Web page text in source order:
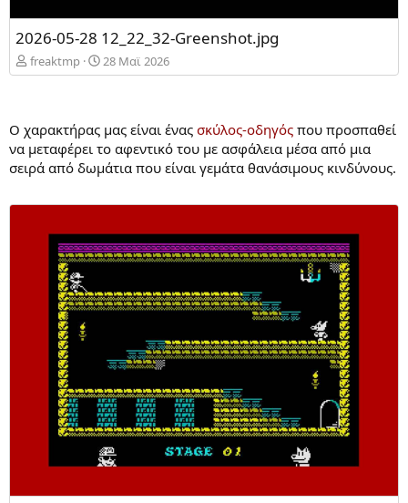
2026-05-28 12_22_32-Greenshot.jpg
freaktmp 28 Mαϊ 2026
Ο χαρακτήρας μας είναι ένας σκύλος-οδηγός που προσπαθεί
να μεταφέρει το αφεντικό του με ασφάλεια μέσα από μια
σειρά από δωμάτια που είναι γεμάτα θανάσιμους κινδύνους.